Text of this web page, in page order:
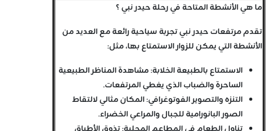
ما هي الأنشطة المتاحة في رحلة حيدر نبي ؟
تقدم مرتفعات حيدر نبي تجربة سياحية رائعة مع العديد من
الأنشطة التي يمكن للزوار الاستمتاع بها، مثل:
الاستمتاع بالطبيعة الخلابة: مشاهدة المناظر الطبيعية
الساحرة والضباب الذي يغطي المرتفعات.
التنزه والتصوير الفوتوغرافي: المكان مثالي لالتقاط
الصور البانورامية للجبال والمراعي الخضراء.